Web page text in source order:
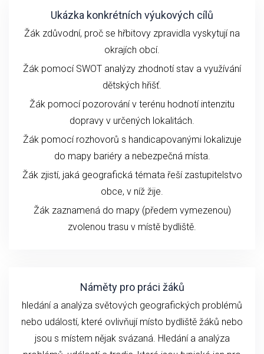
Ukázka konkrétních výukových cílů
Žák zdůvodní, proč se hřbitovy zpravidla vyskytují na
okrajích obcí.
Žák pomocí SWOT analýzy zhodnotí stav a využívání
dětských hřišť.
Žák pomocí pozorování v terénu hodnotí intenzitu
dopravy v určených lokalitách.
Žák pomocí rozhovorů s handicapovanými lokalizuje
do mapy bariéry a nebezpečná místa.
Žák zjistí, jaká geografická témata řeší zastupitelstvo
obce, v níž žije.
Žák zaznamená do mapy (předem vymezenou)
zvolenou trasu v místě bydliště.
Náměty pro práci žáků
hledání a analýza světových geografických problémů
nebo událostí, které ovlivňují místo bydliště žáků nebo
jsou s místem nějak svázaná. Hledání a analýza